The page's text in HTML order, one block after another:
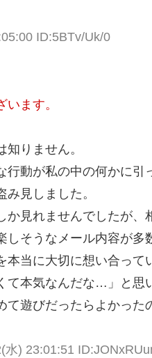
ID:5BTv/Uk/0
ます。
りません。
行動が私の中の何かに引
見しました。
見れませんでしたが、
そうなメール内容が多
当に大切に想い合って
て本気なんだな…」と思
遊びだったらよかった
水) 23:01:51